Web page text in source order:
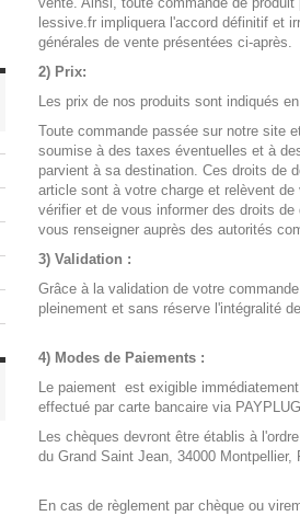
lessive.fr impliquera l'accord définitif et
générales de vente présentées ci-après.
2) Prix:
Les prix de nos produits sont indiqués
Toute commande passée sur notre site
soumise à des taxes éventuelles et à
parvient à sa destination. Ces droits de
article sont à votre charge et relèvent
vérifier et de vous informer des droits
vous renseigner auprès des autorités
3) Validation :
Grâce à la validation de votre
pleinement et sans réserve l'intégralité
4) Modes de Paiements :
Le paiement est exigible
effectué par carte bancaire via
Les chèques devront être établis à
du Grand Saint Jean, 34000 Montpellier,
En cas de règlement par chèque ou